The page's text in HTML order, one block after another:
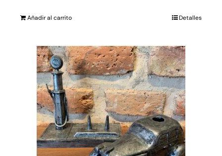
Añadir al carrito Detalles